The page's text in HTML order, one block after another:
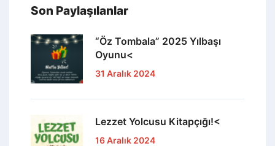
Son Paylaşılanlar
“Öz Tombala” 2025 Yılbaşı
Oyunu<
31 Aralık 2024
Lezzet Yolcusu Kitapçığı!<
16 Aralık 2024